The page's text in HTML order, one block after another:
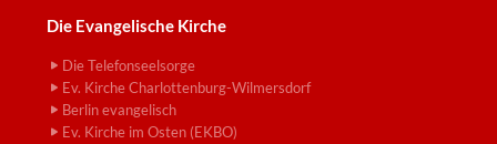
Die Evangelische Kirche
Die Telefonseelsorge
Ev. Kirche Charlottenburg-Wilmersdorf
Berlin evangelisch
Ev. Kirche im Osten (EKBO)